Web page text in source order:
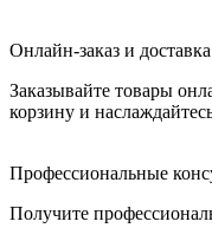
Онлайн-заказ и доставка
Заказывайте товары
корзину и
Профессиональные
Получите